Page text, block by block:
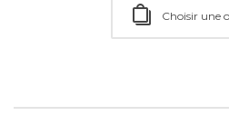
Choisir une